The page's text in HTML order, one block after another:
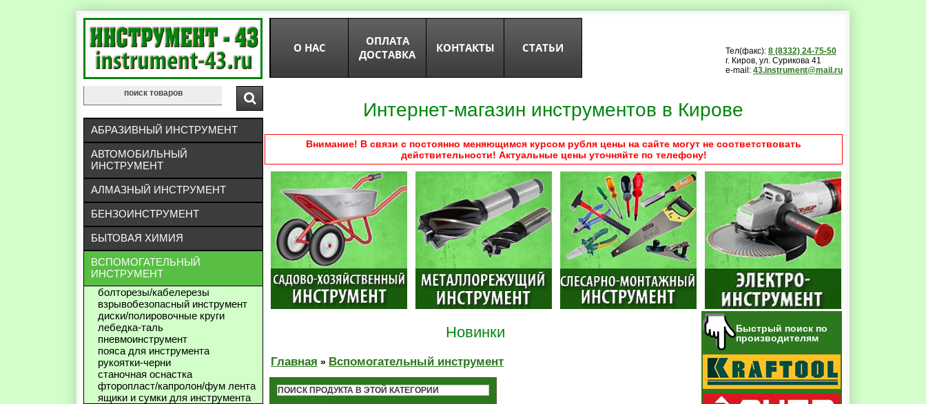
О НАС
ОПЛАТА
ДОСТАВКА
КОНТАКТЫ СТАТЬИ Тел(факс): 8 (8332) 24-75-50
г. Киров, ул. Сурикова 41
e-mail: 43.instrument@mail.ru
АБРАЗИВНЫЙ ИНСТРУМЕНТ
АВТОМОБИЛЬНЫЙ
ИНСТРУМЕНТ
АЛМАЗНЫЙ ИНСТРУМЕНТ
БЕНЗОИНСТРУМЕНТ
БЫТОВАЯ ХИМИЯ
ВСПОМОГАТЕЛЬНЫЙ
ИНСТРУМЕНТ
болторезы/кабелерезы
взрывобезопасный инструмент
диски/полировочные круги
лебедка-таль
пневмоинструмент
пояса для инструмента
рукоятки-черни
станочная оснастка
фторопласт/капролон/фум лента
ящики и сумки для инструмента
Интернет-магазин инструментов в Кирове
Внимание! В связи с постоянно меняющимся курсом рубля цены на сайте могут не соответствовать
действительности! Актуальные цены уточняйте по телефону!
Быстрый поиск по
производителям
Новинки
Главная » Вспомогательный инструмент
ПОИСК ПРОДУКТА В ЭТОЙ КАТЕГОРИИ